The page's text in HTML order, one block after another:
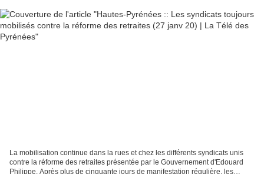
La mobilisation continue dans la rues et chez les différents syndicats unis
contre la réforme des retraites présentée par le Gouvernement d'Edouard
Philippe. Après plus de cinquante jours de manifestation régulière, les